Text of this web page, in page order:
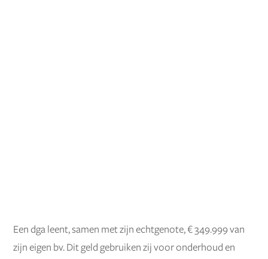
Een dga leent, samen met zijn echtgenote, € 349.999 van
zijn eigen bv. Dit geld gebruiken zij voor onderhoud en